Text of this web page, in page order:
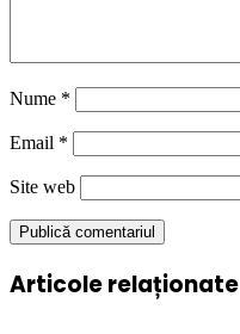
Nume *
Email *
Site web
Articole relaționate